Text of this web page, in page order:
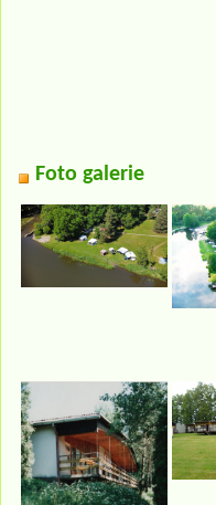
Foto galerie